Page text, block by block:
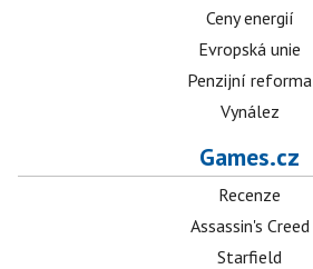
Ceny energií
Evropská unie
Penzijní reforma
Vynález
Games.cz
Recenze
Assassin's Creed
Starfield